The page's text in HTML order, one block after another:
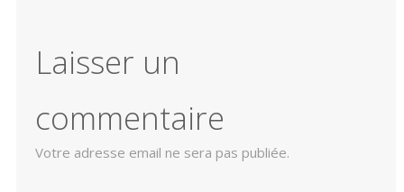
Laisser un
commentaire
Votre adresse email ne sera pas publiée.